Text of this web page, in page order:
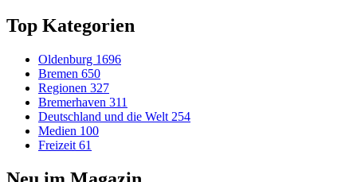
Top Kategorien
Oldenburg 1696
Bremen 650
Regionen 327
Bremerhaven 311
Deutschland und die Welt 254
Medien 100
Freizeit 61